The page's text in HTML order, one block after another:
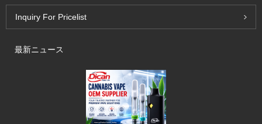
Inquiry For Pricelist
最新ニュース